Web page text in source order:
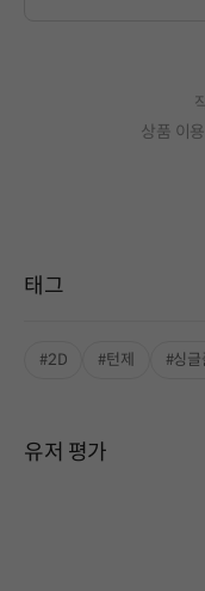
상품 이
태그
#2D #턴제 #싱글
유저 평가